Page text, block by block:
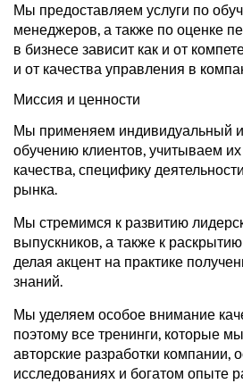
Мы предоставляем услуги по
менеджеров, а также по оценке
в бизнесе зависит как и от
и от качества управления в
Миссия и ценности
Мы применяем индивидуальный и
обучению клиентов, учитываем
качества, специфику
рынка.
Мы стремимся к развитию
выпускников, а также к
делая акцент на практике
знаний.
Мы уделяем особое внимание
поэтому все тренинги, которые
авторские разработки
исследованиях и богатом опыте